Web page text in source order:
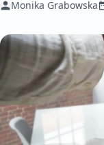
Monika Grabowska